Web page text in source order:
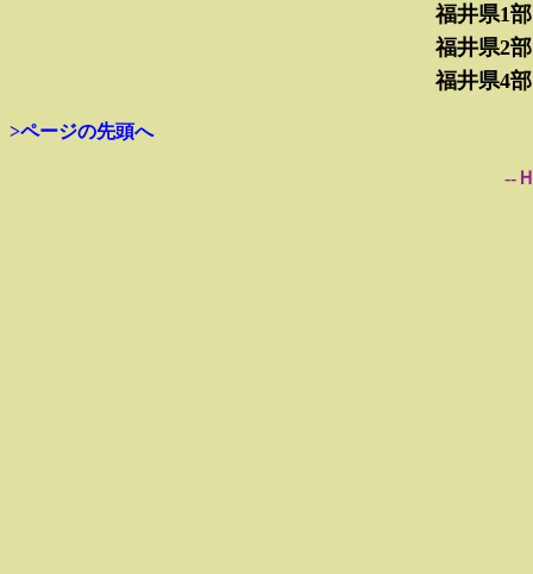
福井県1部
福井県2部
福井県4部
>ページの先頭へ
--